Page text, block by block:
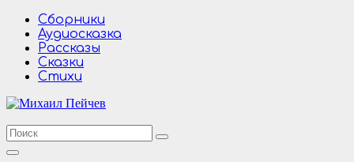
Перейти
содержимому
Сборники
Аудиосказка
Рассказы
Сказки
Стихи